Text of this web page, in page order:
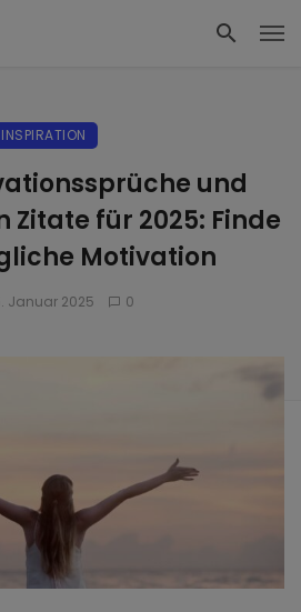
INSPIRATION
und
Zitate für 2025: Finde
Motivation
Januar 2025 0